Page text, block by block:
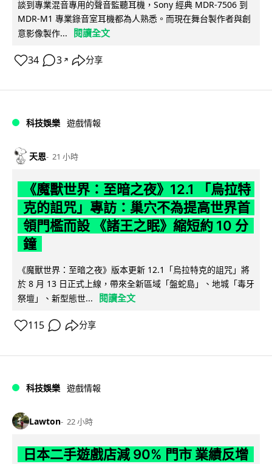
談到專業混音專用的聲音監聽耳機，Sony 經典 MDR-7506 到
MDR-M1 專業錄音室耳機都為人熟悉。而現在舞台製作者與創
意影像製作...
閱讀全文
34 3 ↗ 分享
科技娛樂 遊戲情報
天恩 21 小時
《魔獸世界：至暗之夜》12.1 「烏拉特
克的詛咒」專訪：巢穴不為提高世界首
領門檻而設 《諸王之眠》縮短約 10 分
鐘
《魔獸世界：至暗之夜》版本更新 12.1「烏拉特克的詛咒」將
於 8 月 13 日正式上線，帶來全新區域「盤蛇島」、地城「毒牙
祭壇」、新型態世...
閱讀全文
115 分享
科技娛樂 遊戲情報
Lawton 22 小時
日本二手遊戲店減 90% 門市 業績反增